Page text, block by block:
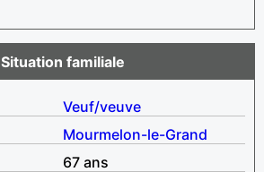
Situation familiale
Veuf/veuve
Mourmelon-le-Grand
67 ans